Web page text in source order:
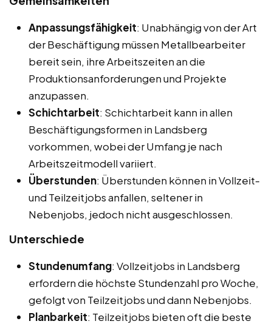
Anpassungsfähigkeit: Unabhängig von der Art
der Beschäftigung müssen Metallbearbeiter
bereit sein, ihre Arbeitszeiten an die
Produktionsanforderungen und Projekte
anzupassen.
Schichtarbeit: Schichtarbeit kann in allen
Beschäftigungsformen in Landsberg
vorkommen, wobei der Umfang je nach
Arbeitszeitmodell variiert.
Überstunden: Überstunden können in Vollzeit-
und Teilzeitjobs anfallen, seltener in
Nebenjobs, jedoch nicht ausgeschlossen.
Unterschiede
Stundenumfang: Vollzeitjobs in Landsberg
erfordern die höchste Stundenzahl pro Woche,
gefolgt von Teilzeitjobs und dann Nebenjobs.
Planbarkeit: Teilzeitjobs bieten oft die beste